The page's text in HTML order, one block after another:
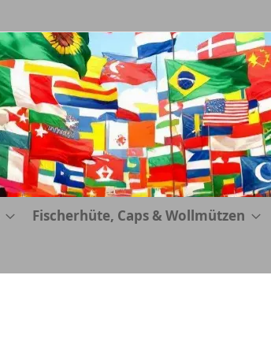
Fischerhüte, Caps & Wollmützen